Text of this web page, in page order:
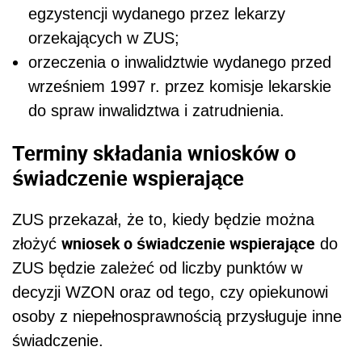
egzystencji wydanego przez lekarzy
orzekających w ZUS;
orzeczenia o inwalidztwie wydanego przed
wrześniem 1997 r. przez komisje lekarskie
do spraw inwalidztwa i zatrudnienia.
Terminy składania wniosków o
świadczenie wspierające
ZUS przekazał, że to, kiedy będzie można
złożyć wniosek o świadczenie wspierające do
ZUS będzie zależeć od liczby punktów w
decyzji WZON oraz od tego, czy opiekunowi
osoby z niepełnosprawnością przysługuje inne
świadczenie.